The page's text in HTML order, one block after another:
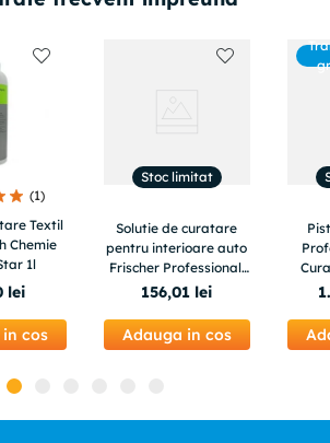
(1)
Textil
Chemie
1l
lei
cos
Stoc limitat
Solutie de curatare
pentru interioare auto
Frischer Professional,
5000 ml
156,01 lei
Adauga in cos
1.